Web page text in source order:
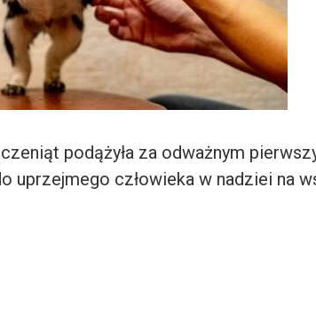
podążyła za odważnym
uprzejmego człowieka w nadziei na